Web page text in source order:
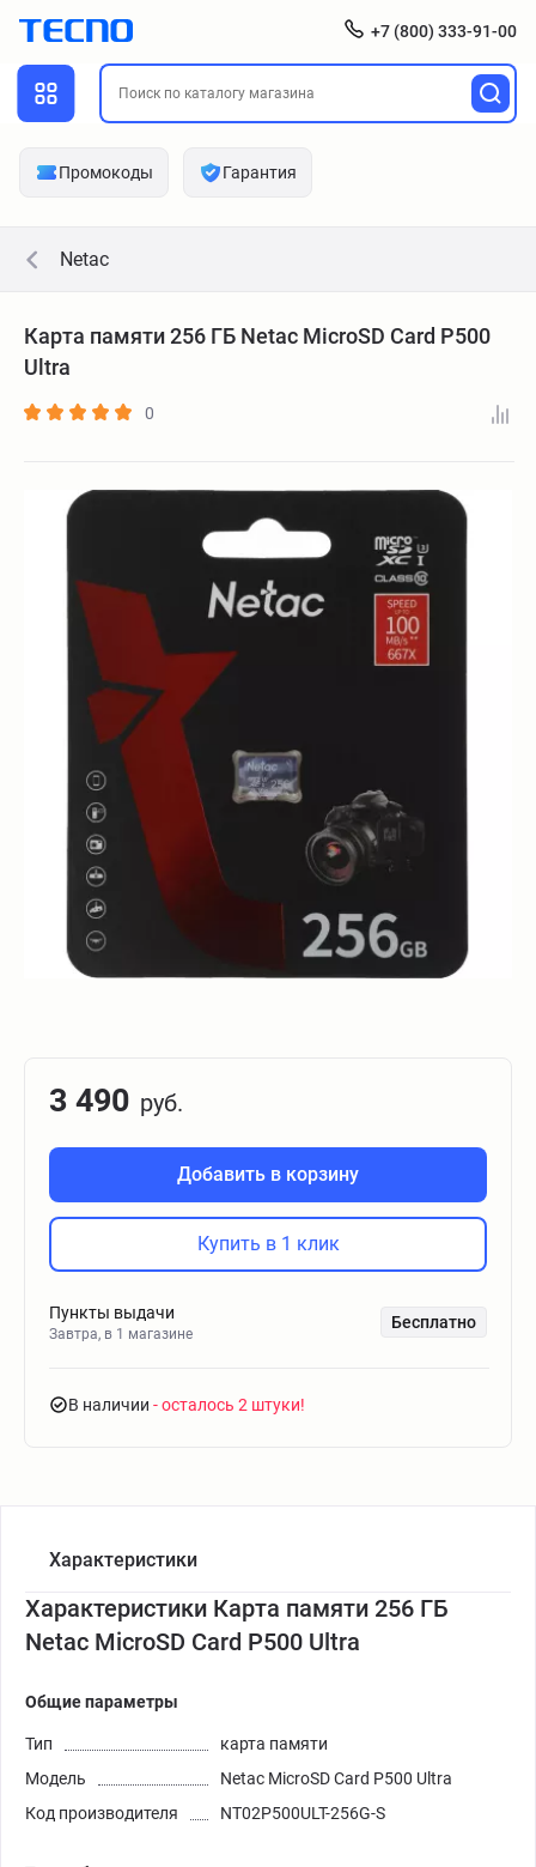
+7 (800) 333-91-00
Промокоды Гарантия
Netac
Карта памяти 256 ГБ Netac MicroSD Card P500
Ultra
0
3 490 руб.
Добавить в корзину
Купить в 1 клик
Пункты выдачи
Завтра, в 1 магазине
Бесплатно
В наличии - осталось 2 штуки
Характеристики
Характеристики Карта памяти 256 ГБ
Netac MicroSD Card P500 Ultra
Общие параметры
Тип
карта памяти
Модель
Netac MicroSD Card P500 Ultra
Код производителя
NT02P500ULT-256G-S